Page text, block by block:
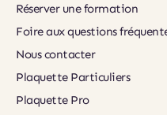
Réserver une formation
Foire aux questions
Nous contacter
Plaquette Particuliers
Plaquette Pro